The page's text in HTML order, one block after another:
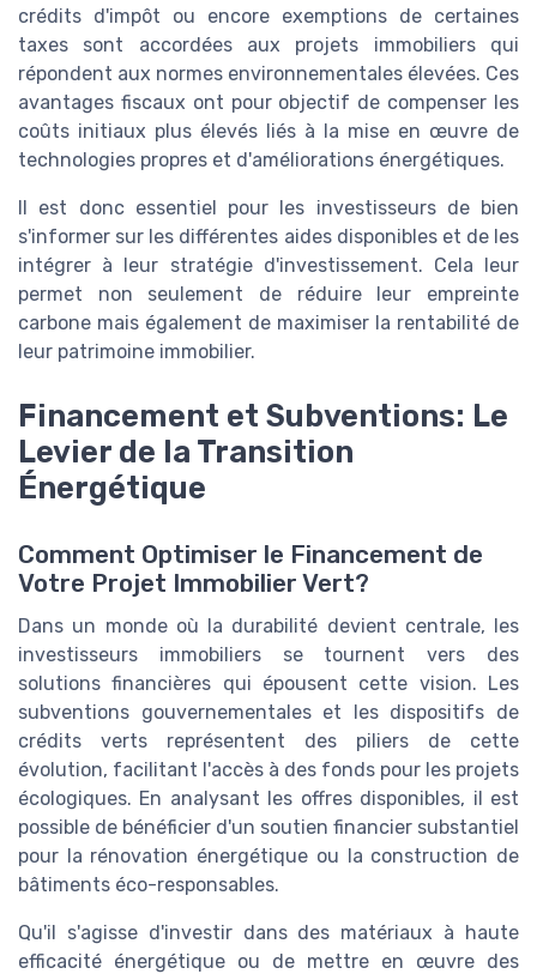
crédits d'impôt ou encore exemptions de certaines
taxes sont accordées aux projets immobiliers qui
répondent aux normes environnementales élevées. Ces
avantages fiscaux ont pour objectif de compenser les
coûts initiaux plus élevés liés à la mise en œuvre de
technologies propres et d'améliorations énergétiques.
Il est donc essentiel pour les investisseurs de bien
s'informer sur les différentes aides disponibles et de les
intégrer à leur stratégie d'investissement. Cela leur
permet non seulement de réduire leur empreinte
carbone mais également de maximiser la rentabilité de
leur patrimoine immobilier.
Financement et Subventions: Le
Levier de la Transition
Énergétique
Comment Optimiser le Financement de
Votre Projet Immobilier Vert?
Dans un monde où la durabilité devient centrale, les
investisseurs immobiliers se tournent vers des
solutions financières qui épousent cette vision. Les
subventions gouvernementales et les dispositifs de
crédits verts représentent des piliers de cette
évolution, facilitant l'accès à des fonds pour les projets
écologiques. En analysant les offres disponibles, il est
possible de bénéficier d'un soutien financier substantiel
pour la rénovation énergétique ou la construction de
bâtiments éco-responsables.
Qu'il s'agisse d'investir dans des matériaux à haute
efficacité énergétique ou de mettre en œuvre des